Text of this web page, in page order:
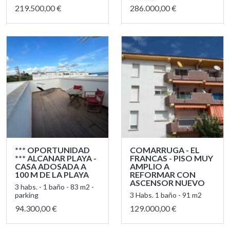
219.500,00 € 286.000,00 €
*** OPORTUNIDAD
*** ALCANAR PLAYA -
CASA ADOSADA A
100 M DE LA PLAYA
3 habs. - 1 baño - 83 m2 -
parking
94.300,00 €
COMARRUGA - EL
FRANCAS - PISO MUY
AMPLIO A
REFORMAR CON
ASCENSOR NUEVO
3 Habs. 1 baño - 91 m2
129.000,00 €